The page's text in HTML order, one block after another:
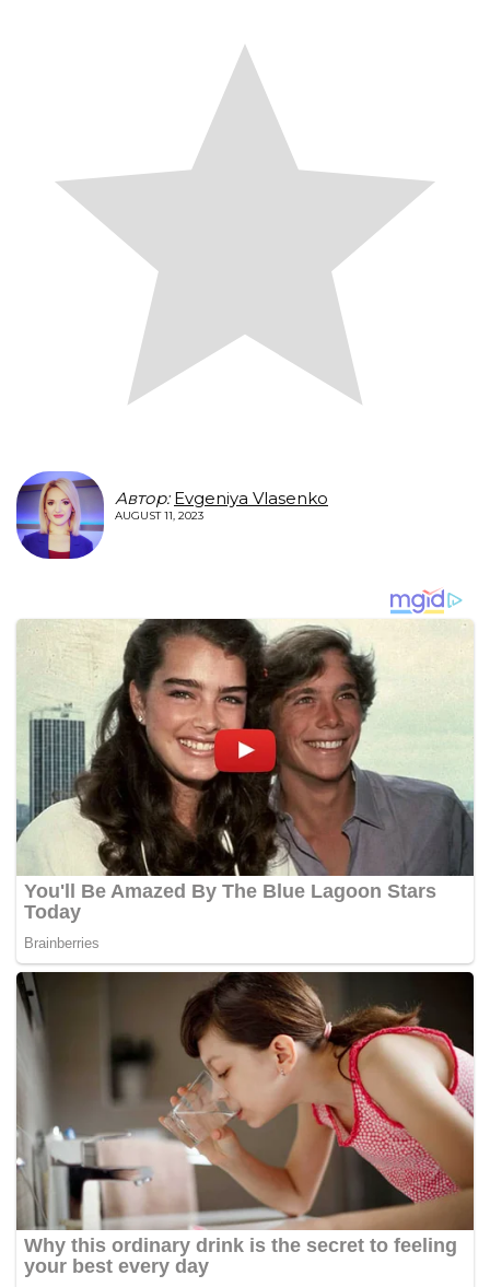
Автор: Evgeniya Vlasenko
AUGUST 11, 2023